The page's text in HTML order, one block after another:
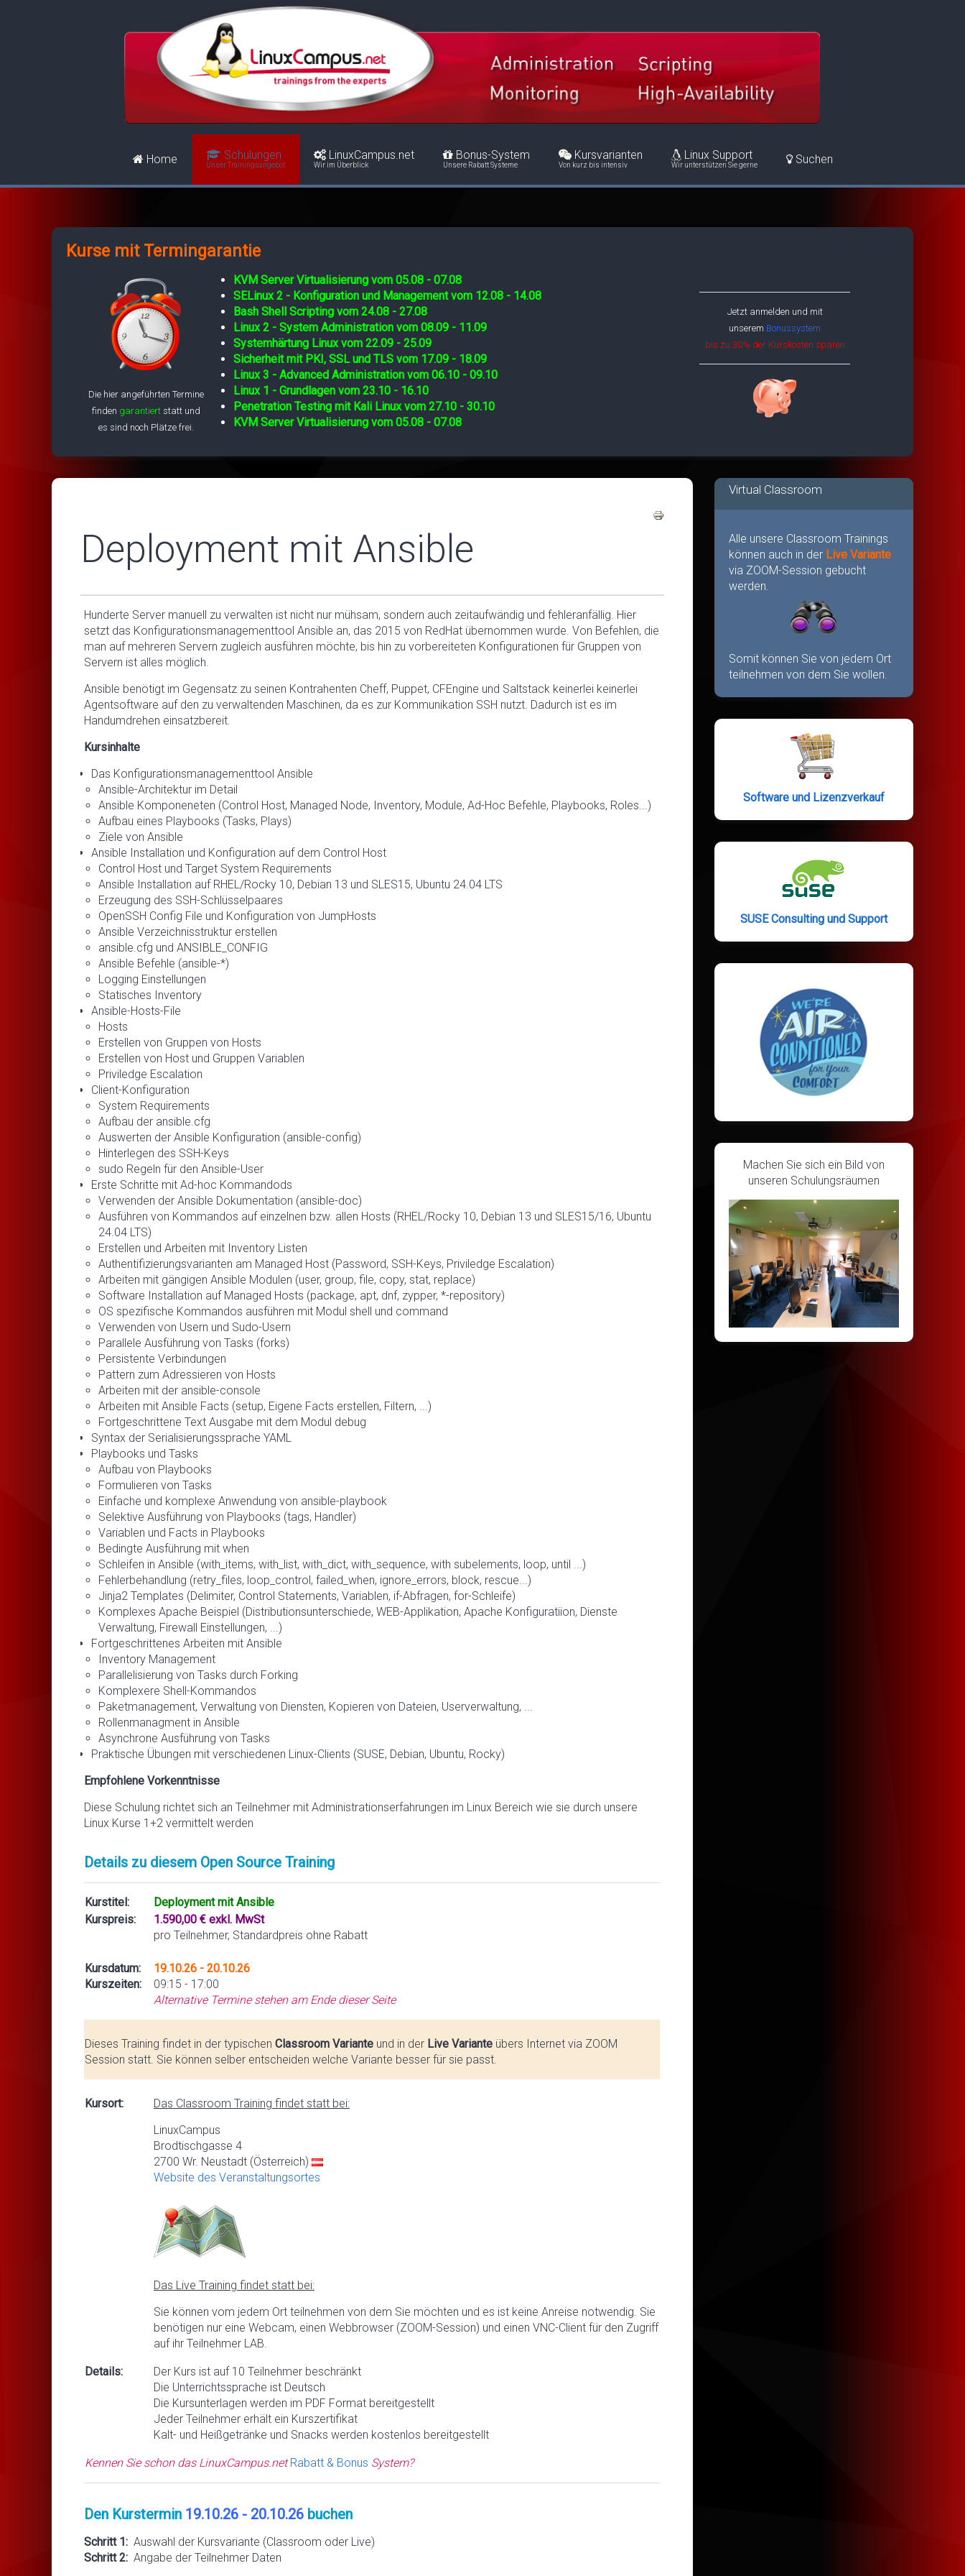
Home Schulungen
Unser Trainingsangebot
LinuxCampus.net
Wir im Überblick
Bonus-System
Unsere Rabatt Systeme
Kursvarianten
Von kurz bis intensiv
Linux Support
Wir unterstützen Sie gerne Suchen
Kurse mit Termingarantie
Die hier angeführten Termine
finden garantiert statt und
es sind noch Plätze frei.
KVM Server Virtualisierung vom 05.08 - 07.08
SELinux 2 - Konfiguration und Management vom 12.08 - 14.08
Bash Shell Scripting vom 24.08 - 27.08
Linux 2 - System Administration vom 08.09 - 11.09
Systemhärtung Linux vom 22.09 - 25.09
Sicherheit mit PKI, SSL und TLS vom 17.09 - 18.09
Linux 3 - Advanced Administration vom 06.10 - 09.10
Linux 1 - Grundlagen vom 23.10 - 16.10
Penetration Testing mit Kali Linux vom 27.10 - 30.10
KVM Server Virtualisierung vom 05.08 - 07.08
Jetzt anmelden und mit
unserem Bonussystem
bis zu 30% der Kurskosten sparen
Deployment mit Ansible
Hunderte Server manuell zu verwalten ist nicht nur mühsam, sondern auch zeitaufwändig und fehleranfällig. Hier
setzt das Konfigurationsmanagementtool Ansible an, das 2015 von RedHat übernommen wurde. Von Befehlen, die
man auf mehreren Servern zugleich ausführen möchte, bis hin zu vorbereiteten Konfigurationen für Gruppen von
Servern ist alles möglich.
Ansible benötigt im Gegensatz zu seinen Kontrahenten Cheff, Puppet, CFEngine und Saltstack keinerlei keinerlei
Agentsoftware auf den zu verwaltenden Maschinen, da es zur Kommunikation SSH nutzt. Dadurch ist es im
Handumdrehen einsatzbereit.
Kursinhalte
Das Konfigurationsmanagementtool Ansible
Ansible-Architektur im Detail
Ansible Komponeneten (Control Host, Managed Node, Inventory, Module, Ad-Hoc Befehle, Playbooks, Roles...)
Aufbau eines Playbooks (Tasks, Plays)
Ziele von Ansible
Ansible Installation und Konfiguration auf dem Control Host
Control Host und Target System Requirements
Ansible Installation auf RHEL/Rocky 10, Debian 13 und SLES15, Ubuntu 24.04 LTS
Erzeugung des SSH-Schlüsselpaares
OpenSSH Config File und Konfiguration von JumpHosts
Ansible Verzeichnisstruktur erstellen
ansible.cfg und ANSIBLE_CONFIG
Ansible Befehle (ansible-*)
Logging Einstellungen
Statisches Inventory
Ansible-Hosts-File
Hosts
Erstellen von Gruppen von Hosts
Erstellen von Host und Gruppen Variablen
Priviledge Escalation
Client-Konfiguration
System Requirements
Aufbau der ansible.cfg
Auswerten der Ansible Konfiguration (ansible-config)
Hinterlegen des SSH-Keys
sudo Regeln für den Ansible-User
Erste Schritte mit Ad-hoc Kommandods
Verwenden der Ansible Dokumentation (ansible-doc)
Ausführen von Kommandos auf einzelnen bzw. allen Hosts (RHEL/Rocky 10, Debian 13 und SLES15/16, Ubuntu
24.04 LTS)
Erstellen und Arbeiten mit Inventory Listen
Authentifizierungsvarianten am Managed Host (Password, SSH-Keys, Priviledge Escalation)
Arbeiten mit gängigen Ansible Modulen (user, group, file, copy, stat, replace)
Software Installation auf Managed Hosts (package, apt, dnf, zypper, *-repository)
OS spezifische Kommandos ausführen mit Modul shell und command
Verwenden von Usern und Sudo-Usern
Parallele Ausführung von Tasks (forks)
Persistente Verbindungen
Pattern zum Adressieren von Hosts
Arbeiten mit der ansible-console
Arbeiten mit Ansible Facts (setup, Eigene Facts erstellen, Filtern, ...)
Fortgeschrittene Text Ausgabe mit dem Modul debug
Syntax der Serialisierungssprache YAML
Playbooks und Tasks
Aufbau von Playbooks
Formulieren von Tasks
Einfache und komplexe Anwendung von ansible-playbook
Selektive Ausführung von Playbooks (tags, Handler)
Variablen und Facts in Playbooks
Bedingte Ausführung mit when
Schleifen in Ansible (with_items, with_list, with_dict, with_sequence, with subelements, loop, until ...)
Fehlerbehandlung (retry_files, loop_control, failed_when, ignore_errors, block, rescue...)
Jinja2 Templates (Delimiter, Control Statements, Variablen, if-Abfragen, for-Schleife)
Komplexes Apache Beispiel (Distributionsunterschiede, WEB-Applikation, Apache Konfiguratiion, Dienste
Verwaltung, Firewall Einstellungen, ...)
Fortgeschrittenes Arbeiten mit Ansible
Inventory Management
Parallelisierung von Tasks durch Forking
Komplexere Shell-Kommandos
Paketmanagement, Verwaltung von Diensten, Kopieren von Dateien, Userverwaltung, ...
Rollenmanagment in Ansible
Asynchrone Ausführung von Tasks
Praktische Übungen mit verschiedenen Linux-Clients (SUSE, Debian, Ubuntu, Rocky)
Empfohlene Vorkenntnisse
Diese Schulung richtet sich an Teilnehmer mit Administrationserfahrungen im Linux Bereich wie sie durch unsere
Linux Kurse 1+2 vermittelt werden
Details zu diesem Open Source Training
Kurstitel:
Deployment mit Ansible
Kurspreis:
1.590,00 € exkl. MwSt
pro Teilnehmer, Standardpreis ohne Rabatt
Kursdatum:
Kurszeiten:
19.10.26 - 20.10.26
09:15 - 17:00
Alternative Termine stehen am Ende dieser Seite
Dieses Training findet in der typischen Classroom Variante und in der Live Variante übers Internet via ZOOM
Session statt. Sie können selber entscheiden welche Variante besser für sie passt.
Kursort:
Das Classroom Training findet statt bei:
LinuxCampus
Brodtischgasse 4
2700 Wr. Neustadt (Österreich)
Website des Veranstaltungsortes
Das Live Training findet statt bei:
Sie können vom jedem Ort teilnehmen von dem Sie möchten und es ist keine Anreise notwendig. Sie
benötigen nur eine Webcam, einen Webbrowser (ZOOM-Session) und einen VNC-Client für den Zugriff
auf ihr Teilnehmer LAB.
Details:
Der Kurs ist auf 10 Teilnehmer beschränkt
Die Unterrichtssprache ist Deutsch
Die Kursunterlagen werden im PDF Format bereitgestellt
Jeder Teilnehmer erhält ein Kurszertifikat
Kalt- und Heißgetränke und Snacks werden kostenlos bereitgestellt
Kennen Sie schon das LinuxCampus.netRabatt & Bonus System?
Den Kurstermin 19.10.26 - 20.10.26 buchen
Schritt 1: Auswahl der Kursvariante (Classroom oder Live)
Schritt 2: Angabe der Teilnehmer Daten
Virtual Classroom
Alle unsere Classroom Trainings
können auch in der Live Variante
via ZOOM-Session gebucht
werden.
Somit können Sie von jedem Ort
teilnehmen von dem Sie wollen.
Software und Lizenzverkauf
SUSE Consulting und Support
Machen Sie sich ein Bild von
unseren Schulungsräumen